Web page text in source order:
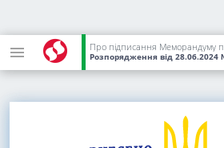
Розпорядження від 28.06.2024